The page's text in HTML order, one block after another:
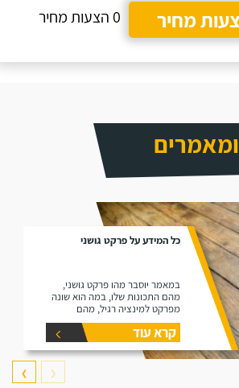
מחיר
0 הצעות מחיר
ומאמרים
כל המידע על פרקט גושני
במאמר יוסבר מהו פרקט גושני,
מהם התכונות שלו, במה הוא שונה
מפרקט למינציה רגיל, מהם
היתרונות שלו ומהם החסרונות שלו.
קרא עוד
❮
❯